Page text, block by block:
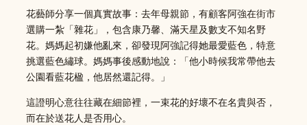
花藝師分享一個真實故事：去年母親節，有顧客阿強在街市
選購一紮「雜花」，包含康乃馨、滿天星及數支不知名野
花。媽媽起初嫌他亂來，卻發現阿強記得她最愛藍色，特意
挑選藍色繡球。媽媽事後感動地說：「他小時候我常帶他去
公園看藍花楹，他居然還記得。」
這證明心意往往藏在細節裡，一束花的好壞不在名貴與否，
而在於送花人是否用心。